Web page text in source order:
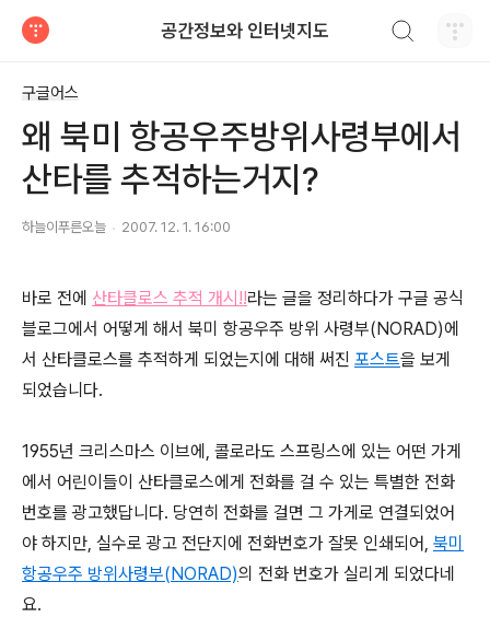
공간정보와 인터넷지도
구글어스
왜 북미 항공우주방위사령부에서
산타를 추적하는거지?
하늘이푸른오늘 2007. 12. 1. 16:00
바로 전에 산타클로스 추적 개시!!라는 글을 정리하다가 구글 공식
블로그에서 어떻게 해서 북미 항공우주 방위 사령부(NORAD)에
서 산타클로스를 추적하게 되었는지에 대해 써진 포스트을 보게
되었습니다.
1955년 크리스마스 이브에, 콜로라도 스프링스에 있는 어떤 가게
에서 어린이들이 산타클로스에게 전화를 걸 수 있는 특별한 전화
번호를 광고했답니다. 당연히 전화를 걸면 그 가게로 연결되었어
야 하지만, 실수로 광고 전단지에 전화번호가 잘못 인쇄되어, 북미
항공우주 방위사령부(NORAD)의 전화 번호가 실리게 되었다네
요.